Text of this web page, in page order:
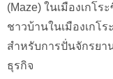
(Maze) ในเมืองเกโ
ชาวบ้านในเมืองเกโ
สำหรับการปั่นจักรยา
ธุรกิจ